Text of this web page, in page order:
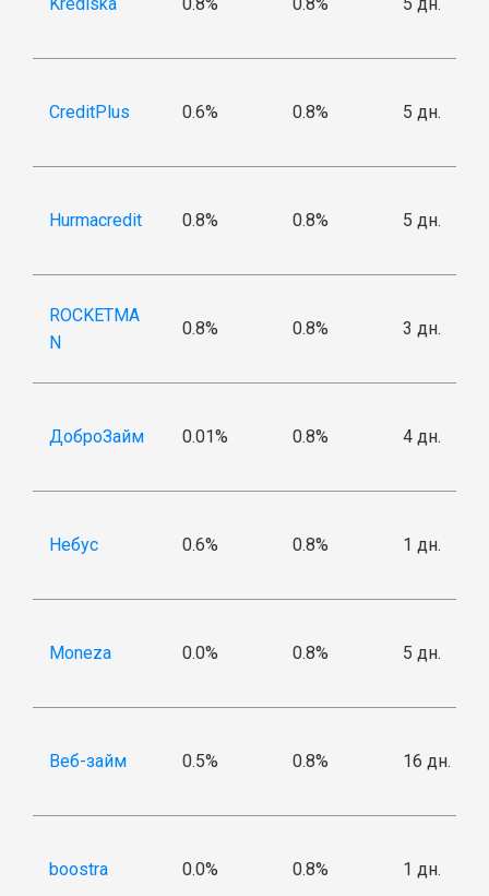
CreditPlus 0.6% 0.8% 5 дн.
Hurmacredit 0.8% 0.8% 5 дн.
ROCKETMA
N
0.8% 0.8% 3 дн.
ДоброЗайм 0.01% 0.8% 4 дн.
Небус 0.6% 0.8% 1 дн.
Moneza 0.0% 0.8% 5 дн.
Веб-займ 0.5% 0.8% 16 дн.
boostra 0.0% 0.8% 1 дн.